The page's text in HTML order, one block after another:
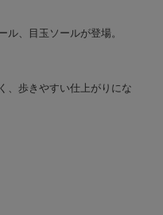
、目玉ソールが登場。
、歩きやすい仕上がりにな